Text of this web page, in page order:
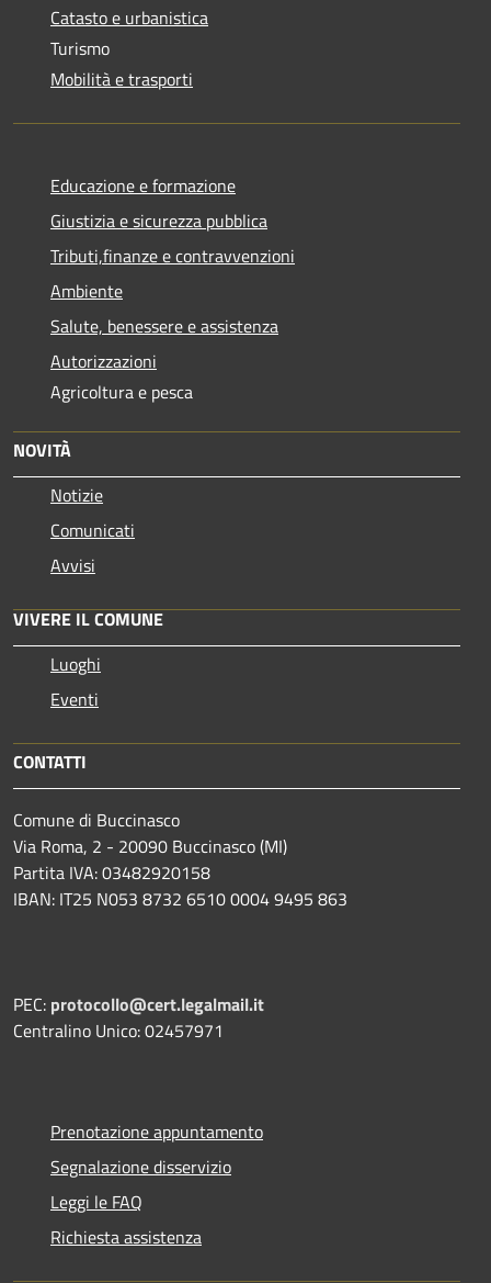
Catasto e urbanistica
Turismo
Mobilità e trasporti
Educazione e formazione
Giustizia e sicurezza pubblica
Tributi,finanze e contravvenzioni
Ambiente
Salute, benessere e assistenza
Autorizzazioni
Agricoltura e pesca
NOVITÀ
Notizie
Comunicati
Avvisi
VIVERE IL COMUNE
Luoghi
Eventi
CONTATTI
Comune di Buccinasco
Via Roma, 2 - 20090 Buccinasco (MI)
Partita IVA: 03482920158
IBAN: IT25 N053 8732 6510 0004 9495 863
PEC: protocollo@cert.legalmail.it
Centralino Unico: 02457971
Prenotazione appuntamento
Segnalazione disservizio
Leggi le FAQ
Richiesta assistenza